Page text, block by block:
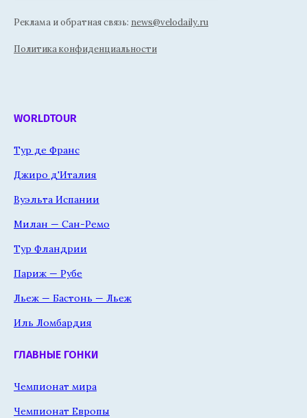
Реклама и обратная связь: news@velodaily.ru
Политика конфиденциальности
WORLDTOUR
Тур де Франс
Джиро д'Италия
Вуэльта Испании
Милан — Сан-Ремо
Тур Фландрии
Париж — Рубе
Льеж — Бастонь — Льеж
Иль Ломбардия
ГЛАВНЫЕ ГОНКИ
Чемпионат мира
Чемпионат Европы